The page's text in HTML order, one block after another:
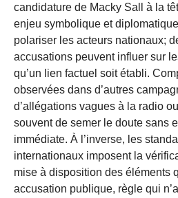
candidature de Macky Sall à la
enjeu symbolique et
polariser les acteurs nationaux;
accusations peuvent influer sur
qu’un lien factuel soit établi.
observées dans d’autres
d’allégations vagues à la radio
souvent de semer le doute sans
immédiate. À l’inverse, les
internationaux imposent la
mise à disposition des éléments
accusation publique, règle qui